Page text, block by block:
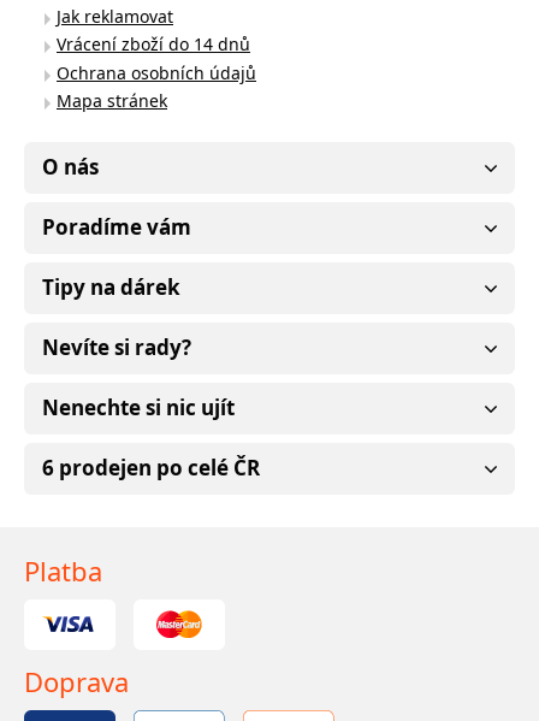
Jak reklamovat
Vrácení zboží do 14 dnů
Ochrana osobních údajů
Mapa stránek
O nás
Poradíme vám
Tipy na dárek
Nevíte si rady?
Nenechte si nic ujít
6 prodejen po celé ČR
Platba
Doprava